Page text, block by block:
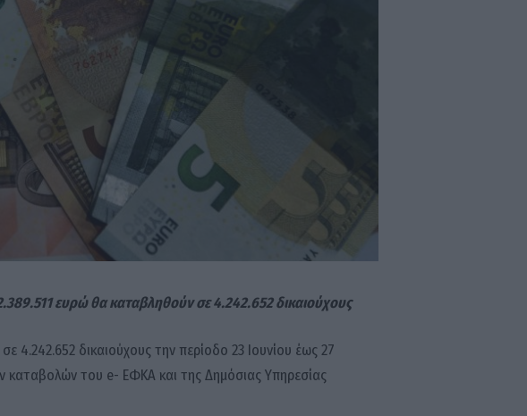
ευρώ θα καταβληθούν σε 4.242.652 δικαιούχους
4.242.652 δικαιούχους την περίοδο 23 Ιουνίου έως 27
καταβολών του e- ΕΦΚΑ και της Δημόσιας Υπηρεσίας